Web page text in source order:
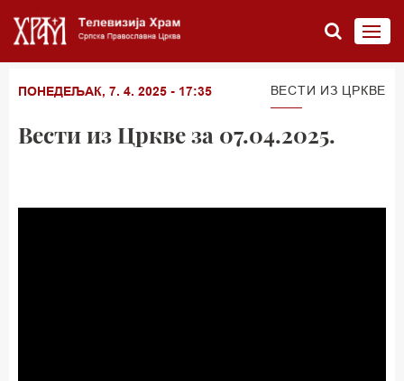
ПОНЕДЕЉАК, 7. 4. 2025 - 17:35 ВЕСТИ ИЗ ЦРКВЕ
Вести из Цркве за 07.04.2025.